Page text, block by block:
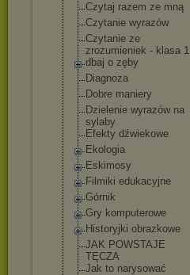
Czytaj razem ze mną
Czytanie wyrazów
Czytanie ze
zrozumieniek - klasa 1
dbaj o zęby
Diagnoza
Dobre maniery
Dzielenie wyrazów na
sylaby
Efekty dźwiekowe
Ekologia
Eskimosy
Filmiki edukacyjne
Górnik
Gry komputerowe
Historyjki obrazkowe
JAK POWSTAJE
TĘCZA
Jak to narysować